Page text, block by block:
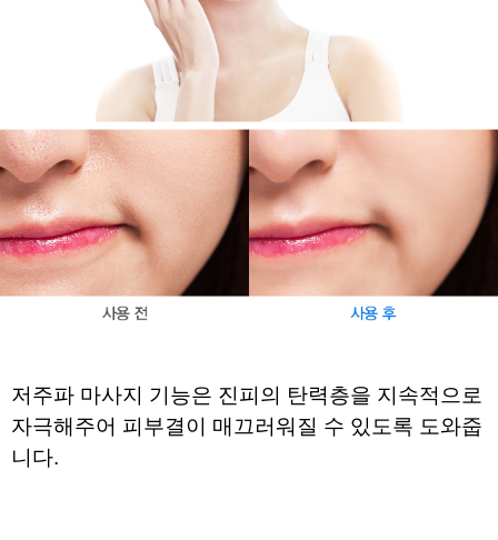
저주파 마사지 기능은 진피의 탄력층을 지속적으로
자극해주어 피부결이 매끄러워질 수 있도록 도와줍
니다.